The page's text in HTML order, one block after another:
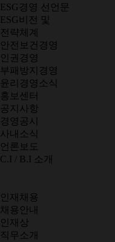
ESG경영 선언문
ESG비전 및
전략체계
안전보건경영
인권경영
부패방지경영
윤리경영소식
홍보센터
공지사항
경영공시
사내소식
언론보도
C.I / B.I 소개
인재채용
채용안내
인재상
직무소개